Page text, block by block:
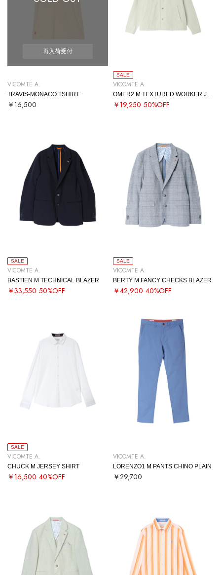
再入荷受付
VICOMTE A.
TRAVIS-MONACO TSHIRT
￥16,500
SALE
VICOMTE A.
￥19,250 50%OFF
SALE
VICOMTE A.
BASTIEN M TECHNICAL BLAZER
￥33,550 50%OFF
SALE
VICOMTE A.
BERTY M FANCY CHECKS BLAZER
￥42,900 40%OFF
SALE
VICOMTE A.
CHUCK M JERSEY SHIRT
￥16,500 40%OFF
VICOMTE A.
LORENZO1 M PANTS CHINO PLAIN
￥29,700